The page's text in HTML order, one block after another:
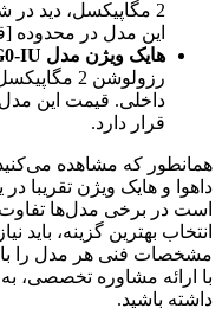
این مدل در
هایک ویژن مدل DS-2CD1123G0-IU:
داخلی. قیمت این
قرار دارد.
همانطور که مشاهده
داهوا و هایک ویژن تقریبا
است در برخی مدل‌ها
انتخاب بهترین گزینه،
مشخصات فنی هر مدل را
با ارائه مشاوره تخصصی،
داشته باشید.